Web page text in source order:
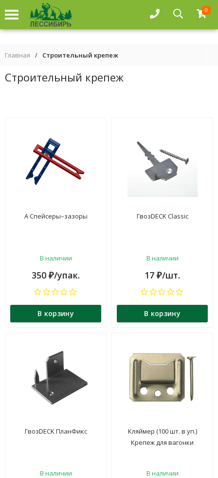
0
Главная / Строительный крепеж
Строительный крепеж
А Спейсеры–зазоры
В наличии
350 ₽/упак.
В корзину
ГвозDECK Classic
В наличии
17 ₽/шт.
В корзину
ГвозDECK ПланФикс
В наличии
Кляймер (100 шт. в уп.)
Крепеж для вагонки
В наличии